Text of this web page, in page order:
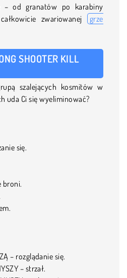
– od granatów po karabiny
zwariowanej
grze
SHOOTER KILL
szalejących kosmitów w
uda Ci się wyeliminować?
się.
broni.
– rozglądanie się.
– strzał.